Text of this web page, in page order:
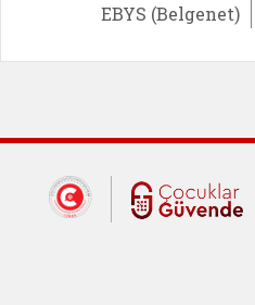
EBYS (Belgenet)
Dış